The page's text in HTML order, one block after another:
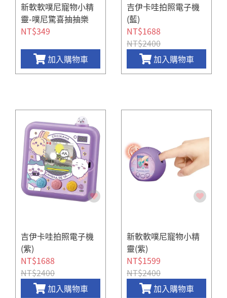
新軟軟噗尼寵物小精
靈-噗尼驚喜抽抽樂
NT$349
加入購物車
吉伊卡哇拍照電子機
(藍)
NT$1688
NT$2400
加入購物車
吉伊卡哇拍照電子機
(紫)
NT$1688
NT$2400
加入購物車
新軟軟噗尼寵物小精
靈(紫)
NT$1599
NT$2400
加入購物車